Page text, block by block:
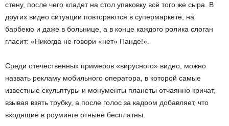
стену, после чего кладет на стол упаковку всё того же сыра. В
других видео ситуации повторяются в супермаркете, на
барбекю и даже в больнице, а в конце каждого ролика слоган
гласит: «Никогда не говори «нет» Панде!».
Среди отечественных примеров «вирусного» видео, можно
назвать рекламу мобильного оператора, в которой самые
известные скульптуры и монументы планеты отчаянно кричат,
взывая взять трубку, а после голос за кадром добавляет, что
входящие в роуминге отныне бесплатны.